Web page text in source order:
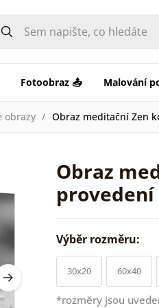
Fotoobraz 📤 Malování
obrazy Obraz meditační Zen
Obraz
provedení
Výběr rozměru:
30x20 60x40
*rozměry jsou